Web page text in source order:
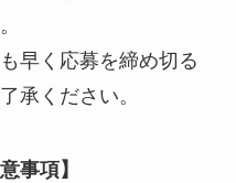
早く応募を締め切る
承ください。
事項】